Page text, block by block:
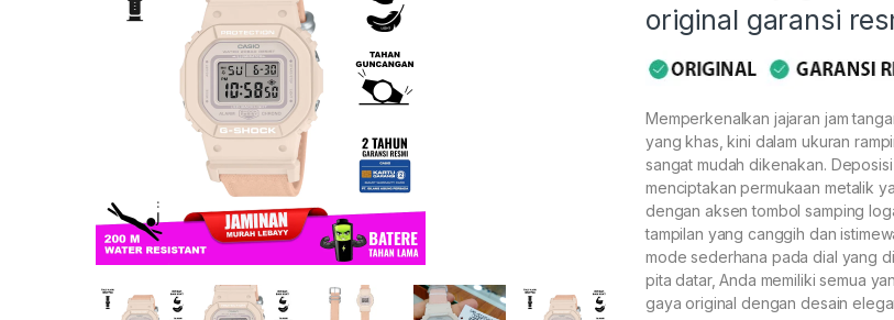
original garansi
Memperkenalkan jajaran jam
yang khas, kini dalam ukuran
sangat mudah dikenakan.
menciptakan permukaan metalik
dengan aksen tombol samping
tampilan yang canggih dan
mode sederhana pada dial yang
pita datar, Anda memiliki semua
gaya original dengan desain